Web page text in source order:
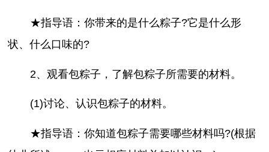
★指导语：你带来的是什么粽子?它是什么形
状、什么口味的?
2、观看包粽子，了解包粽子所需要的材料。
(1)讨论、认识包粽子的材料。
★指导语：你知道包粽子需要哪些材料吗?(根据